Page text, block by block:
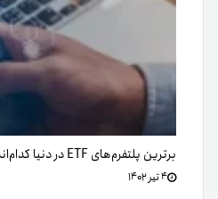
برترین پلتفرم‌های ETF در دنیا کدام‌اند؟
۴ تیر ۱۴۰۲